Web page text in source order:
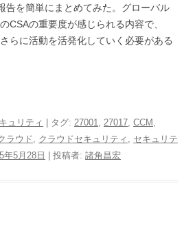
告を簡単にまとめてみた。グローバル
CSAの重要度が感じられる内容で、
らに活動を活発化していく必要がある
ュリティ | タグ: 27001 27017 CCM
ラウド クラウドセキュリティ
セキュリテ
年5月28日 投稿者: 諸角昌宏